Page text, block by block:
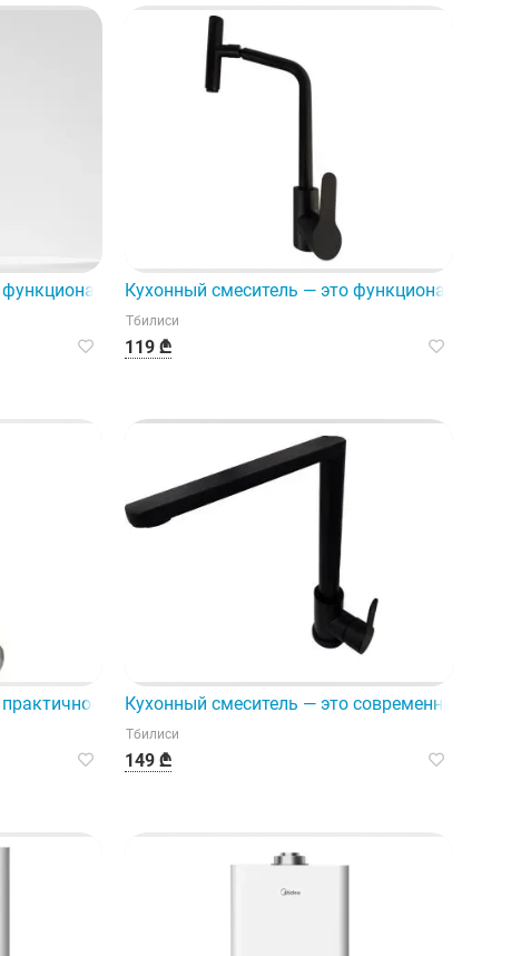
разработанный для
и элегантное решение для любой кухни.
Кухонный смеситель — это функциональное
Тбилиси
119 ₾
и эффективное решение для вашей кухонной
Кухонный смеситель — это современное и
Тбилиси
149 ₾